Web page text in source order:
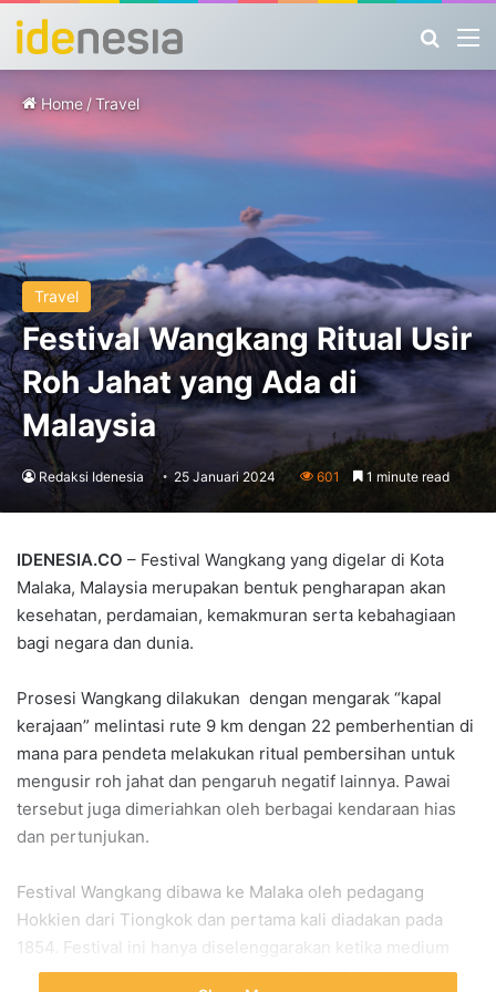
Home /Travel
Travel
Festival Wangkang Ritual Usir
Roh Jahat yang Ada di
Malaysia
Redaksi Idenesia 25 Januari 2024 601 1 minute read
IDENESIA.CO – Festival Wangkang yang digelar di Kota
Malaka, Malaysia merupakan bentuk pengharapan akan
kesehatan, perdamaian, kemakmuran serta kebahagiaan
bagi negara dan dunia.
Prosesi Wangkang dilakukan dengan mengarak “kapal
kerajaan” melintasi rute 9 km dengan 22 pemberhentian di
mana para pendeta melakukan ritual pembersihan untuk
mengusir roh jahat dan pengaruh negatif lainnya. Pawai
tersebut juga dimeriahkan oleh berbagai kendaraan hias
dan pertunjukan.
Festival Wangkang dibawa ke Malaka oleh pedagang
Hokkien dari Tiongkok dan pertama kali diadakan pada
1854. Festival ini hanya diselenggarakan ketika medium
atau perantara di Kuil Yong Chuan Tian di Malaka